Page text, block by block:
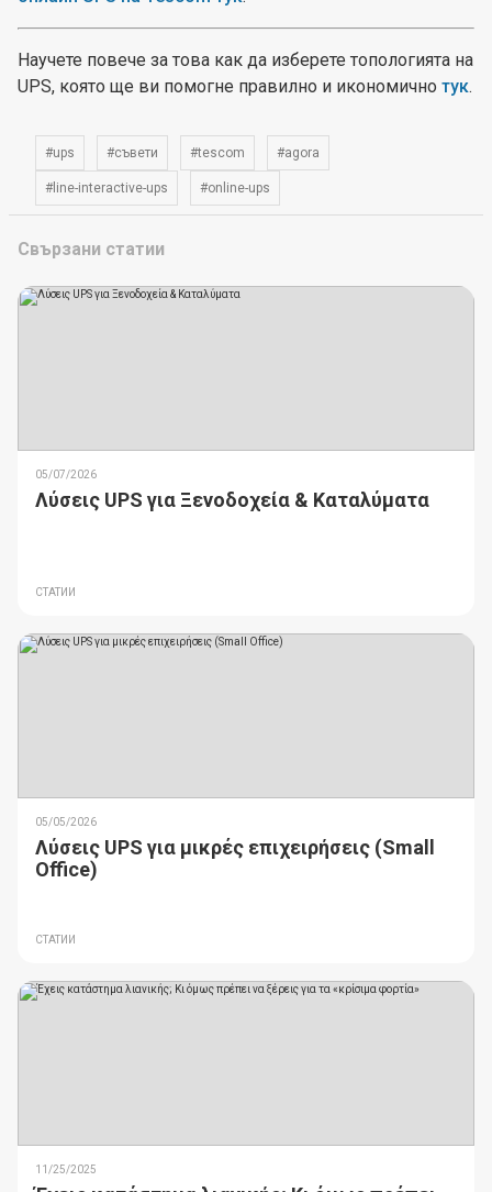
Научете повече за това как да изберете топологията на
UPS, която ще ви помогне правилно и икономично тук.
#ups #съвети #tescom #agora
#line-interactive-ups #online-ups
Свързани статии
05/07/2026
Λύσεις UPS για Ξενοδοχεία & Καταλύματα
СТАТИИ
05/05/2026
Λύσεις UPS για μικρές επιχειρήσεις (Small
Office)
СТАТИИ
11/25/2025